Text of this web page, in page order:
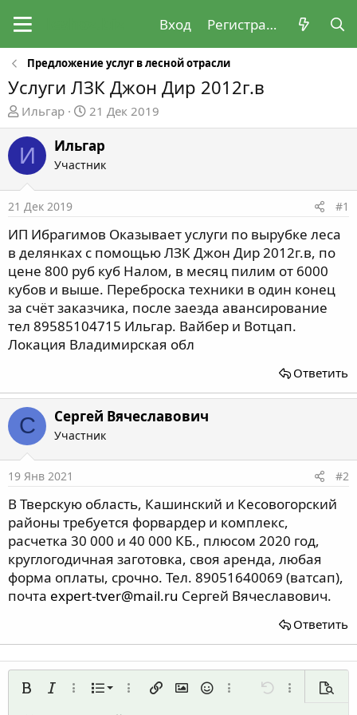
Вход Регистрация
Предложение услуг в лесной отрасли
Услуги ЛЗК Джон Дир 2012г.в
А
в
т
о
р
е
м
ы
Ильгар
Д
а
т
а
а
л
а
21 Дек 2019
И Ильгар
Участник
21 Дек 2019 #1
ИП Ибрагимов Оказывает услуги по вырубке леса
в делянках с помощью ЛЗК Джон Дир 2012г.в, по
цене 800 руб куб Налом, в месяц пилим от 6000
кубов и выше. Переброска техники в один конец
за счёт заказчика, после заезда авансирование
тел 89585104715 Ильгар. Вайбер и Вотцап.
Локация Владимирская обл
Ответить
С Сергей Вячеславович
Участник
19 Янв 2021 #2
В Тверскую область, Кашинский и Кесовогорский
районы требуется форвардер и комплекс,
расчетка 30 000 и 40 000 КБ., плюсом 2020 год,
круглогодичная заготовка, своя аренда, любая
форма оплаты, срочно. Тел. 89051640069 (ватсап),
почта expert-tver@mail.ru Сергей Вячеславович.
Ответить
ЖирныйКурсивДополнительно...
Список Нумерованный список
Дополнительно...
Вставить ссылку
Вставить изображение
СмайлыДополнительно...
Отменить